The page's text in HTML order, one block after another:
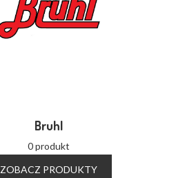
Bruhl
0 produkt
ZOBACZ PRODUKTY